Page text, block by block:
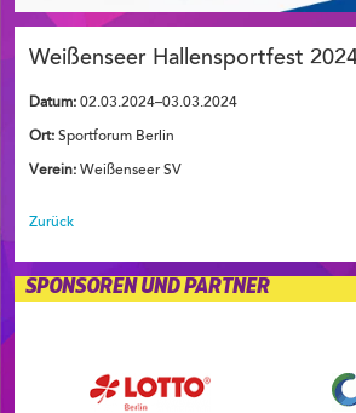
Weißenseer Hallensportfest
Datum: 02.03.2024–03.03.2024
Ort: Sportforum Berlin
Verein: Weißenseer SV
Zurück
SPONSOREN UND PARTNER